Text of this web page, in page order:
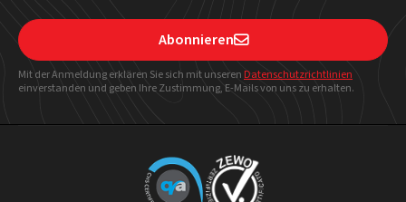
Abonnieren
Mit der Anmeldung erklären Sie sich mit unseren Datenschutzrichtlinien
einverstanden und geben Ihre Zustimmung, E-Mails von uns zu erhalten.